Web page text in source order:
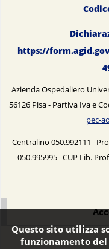
https://
Azienda Ospedaliero
56126 Pisa - Partiva Iva e
pec-
Centralino 050.992111
050.995995 CUP Lib.
Questo sito utilizza
funzionamento